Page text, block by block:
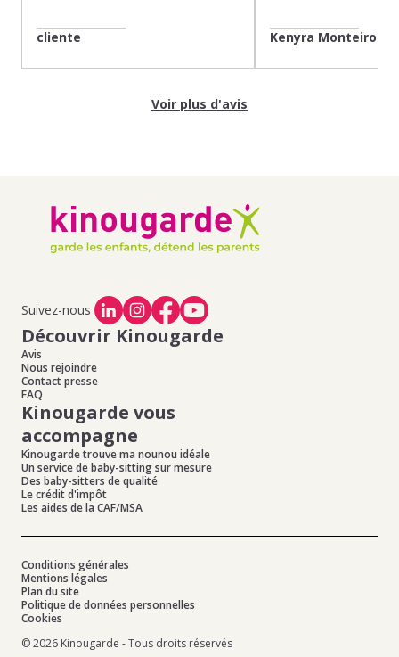
cliente Kenyra Monteiro
Voir plus d'avis
Suivez-nous
Découvrir Kinougarde
Avis
Nous rejoindre
Contact presse
FAQ
Kinougarde vous
accompagne
Kinougarde trouve ma nounou idéale
Un service de baby-sitting sur mesure
Des baby-sitters de qualité
Le crédit d'impôt
Les aides de la CAF/MSA
Conditions générales
Mentions légales
Plan du site
Politique de données personnelles
Cookies
© 2026 Kinougarde - Tous droits réservés